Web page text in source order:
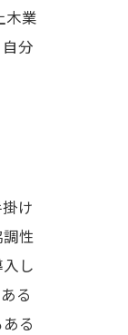
木業
分
け
性
し
る
る